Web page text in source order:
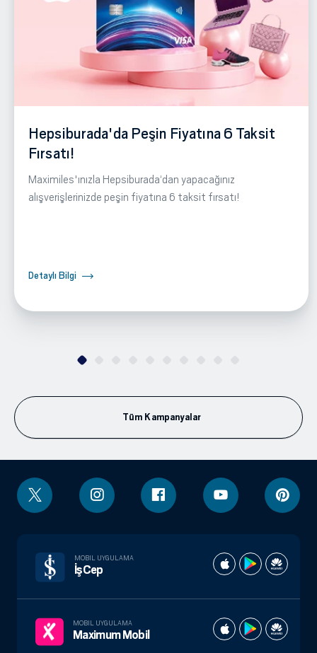
Hepsiburada'da Peşin Fiyatına 6 Taksit
Fırsatı!
Maximiles'ınızla Hepsiburada‘dan yapacağınız
alışverişlerinizde peşin fiyatına 6 taksit fırsatı!
Detaylı Bilgi
Tüm Kampanyalar
MOBIL UYGULAMA
İşCep
MOBIL UYGULAMA
Maximum Mobil